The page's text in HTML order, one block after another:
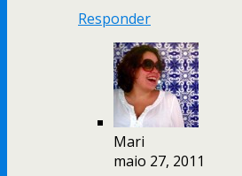
Responder
Mari
maio 27, 2011